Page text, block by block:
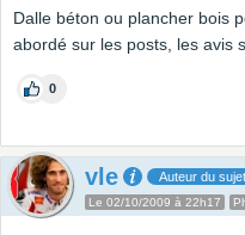
Dalle béton ou plancher bois
abordé sur les posts, les avis
0
vle Auteur du sujet
Le 02/10/2009 à 22h17